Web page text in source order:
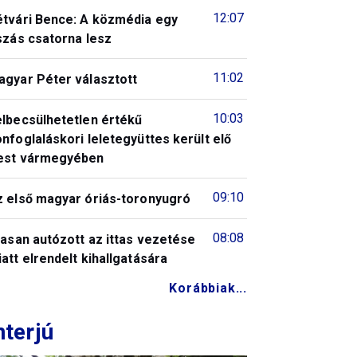
12:07
Bence: A közmédia egy
csatorna lesz
11:02
Péter választott
10:03
értékű
leletegyüttes került elő
vármegyében
09:10
első magyar óriás-toronyugró
08:08
autózott az ittas vezetése
elrendelt kihallgatására
Korábbiak...